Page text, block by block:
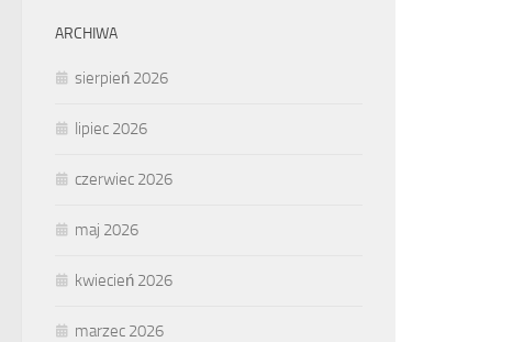
ARCHIWA
sierpień 2026
lipiec 2026
czerwiec 2026
maj 2026
kwiecień 2026
marzec 2026